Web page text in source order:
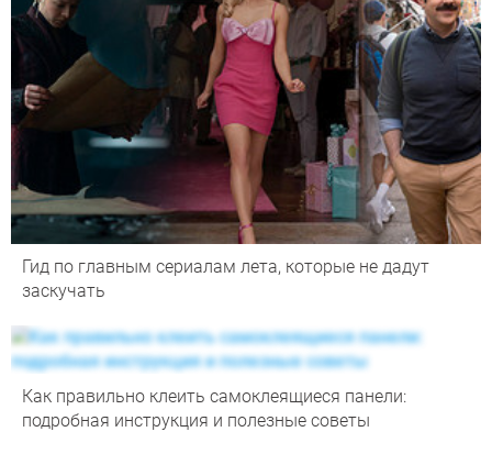
Гид по главным сериалам лета, которые не дадут
заскучать
Как правильно клеить самоклеящиеся панели:
подробная инструкция и полезные советы